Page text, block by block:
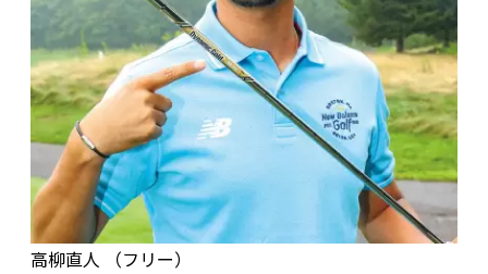
高柳直人 （フリー）